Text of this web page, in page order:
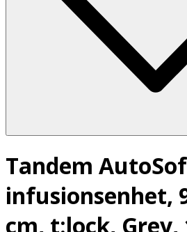
Tandem
infusionsenhet,
cm, t:lock, Grey,